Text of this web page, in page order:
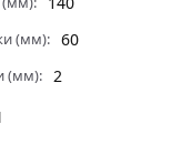
(мм): 60
(мм): 2